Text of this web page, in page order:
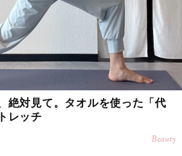
絶対見て。タオルを使った「代
レッチ
Beauty